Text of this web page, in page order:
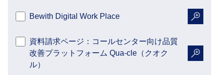
Bewith Digital Work Place
詳細
資料請求ページ：コールセンター向け品質
改善プラットフォーム Qua-cle（クオク
ル）
詳細